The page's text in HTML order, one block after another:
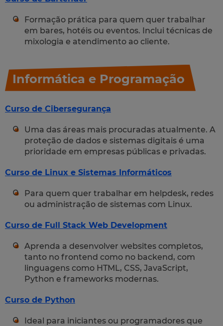
Formação prática para quem quer trabalhar
em bares, hotéis ou eventos. Inclui técnicas de
mixologia e atendimento ao cliente.
Informática e Programação
Curso de Cibersegurança
Uma das áreas mais procuradas atualmente. A
proteção de dados e sistemas digitais é uma
prioridade em empresas públicas e privadas.
Curso de Linux e Sistemas Informáticos
Para quem quer trabalhar em helpdesk, redes
ou administração de sistemas com Linux.
Curso de Full Stack Web Development
Aprenda a desenvolver websites completos,
tanto no frontend como no backend, com
linguagens como HTML, CSS, JavaScript,
Python e frameworks modernas.
Curso de Python
Ideal para iniciantes ou programadores que